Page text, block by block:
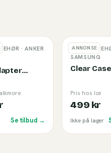
· ANKER
Se tilbud →
ANNONSE
SAMSUNG
Clear
Pris hos Ice
499 kr
Ikke på lager